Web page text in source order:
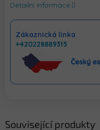
Detailní informace
Zákaznická linka
+420228889315
Související produkty